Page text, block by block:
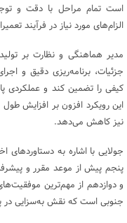
است تمام مراحل با دقت و
الزام‌های مورد نیاز در فرآیند
مدیر هماهنگی و نظارت بر
جزئیات، برنامه‌ریزی دقیق و
کیفی را تضمین کند و عملکردی
این رویکرد افزون بر افزایش طول
نیز کاهش می‌دهد.
جولایی با اشاره به دستاوردهای
پنجم پیش از موعد مقرر و
و دوازدهم از مهم‌ترین
جنوبی است که نقش به‌سزایی در